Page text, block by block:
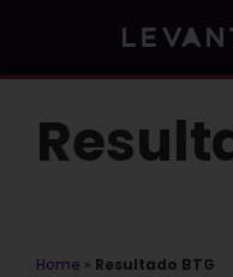
Home » Resultado BTG